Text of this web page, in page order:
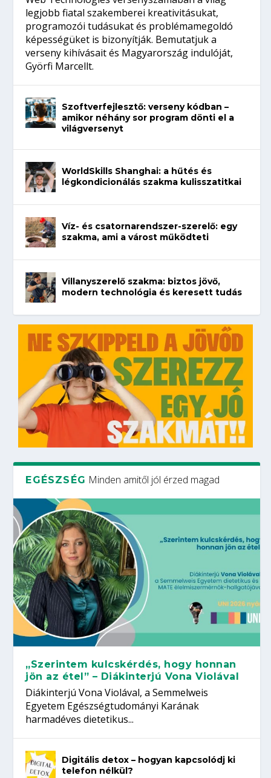
legjobb fiatal szakemberei kreativitásukat,
programozói tudásukat és problémamegoldó
képességüket is bizonyítják. Bemutatjuk a
verseny kihívásait és Magyarország indulóját,
Györfi Marcellt.
Szoftverfejlesztő: verseny kódban –
amikor néhány sor program dönti el a
világversenyt
WorldSkills Shanghai: a hűtés és
légkondicionálás szakma kulisszatitkai
Víz- és csatornarendszer-szerelő: egy
szakma, ami a várost működteti
Villanyszerelő szakma: biztos jövő,
modern technológia és keresett tudás
EGÉSZSÉG Minden amitől jól érzed magad
„Szerintem kulcskérdés, hogy honnan
jön az étel” – Diákinterjú Vona Violával
Diákinterjú Vona Violával, a Semmelweis
Egyetem Egészségtudományi Karának
harmadéves dietetikus...
Digitális detox – hogyan kapcsolódj ki
telefon nélkül?